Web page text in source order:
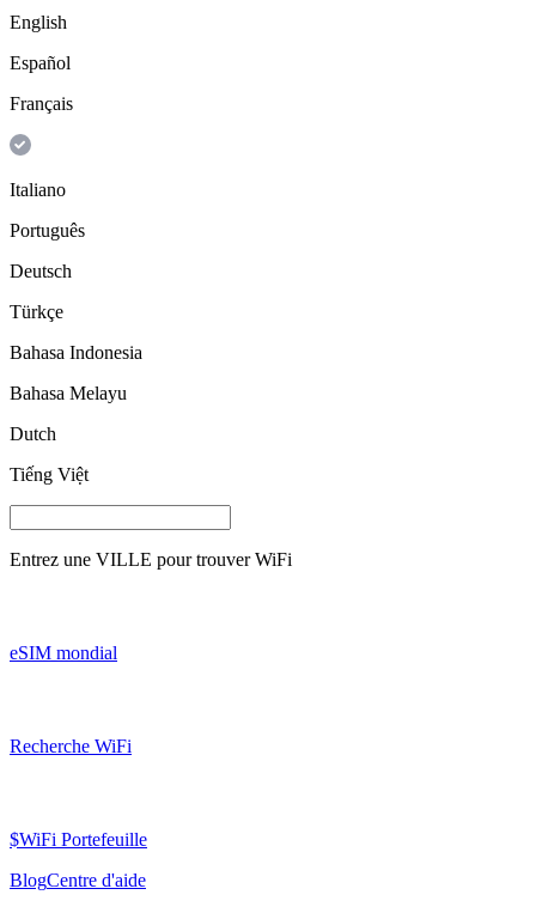
English
Español
Français
Italiano
Português
Deutsch
Türkçe
Bahasa Indonesia
Bahasa Melayu
Dutch
Tiếng Việt
Entrez une VILLE pour trouver WiFi
eSIM mondial
Recherche WiFi
$WiFi Portefeuille
BlogCentre d'aide